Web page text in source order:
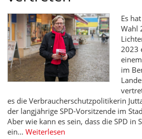
Es
Wahl
2023
im
es die Verbraucherschutzpolitikerin
der langjährige SPD-Vorsitzende im
Aber wie kann es sein, dass die SPD in
ein… Weiterlesen